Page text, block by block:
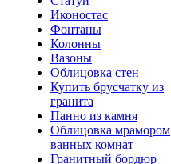
Иконостас
Фонтаны
Колонны
Вазоны
Облицовка стен
Купить брусчатку из
гранита
Панно из камня
Облицовка мрамором
ванных комнат
Гранитный бордюр